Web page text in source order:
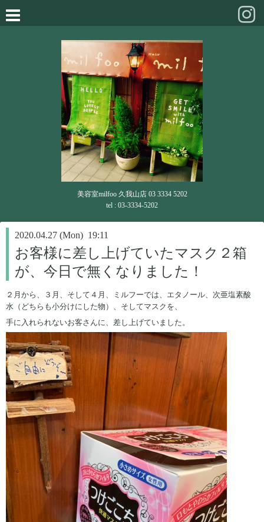
美容室milfoo 久我山店 03 3334 5202
tel : 03-3334-5202
2020.04.27 (Mon) 19:11
お客様に差し上げていたマスク２箱
が、今日で無くなりました！
２月から、３月、そして４月、ミルフーでは、エタノール、次亜塩素酸
水（どちらも小分けにした物）、そしてマスクを、
手に入れられないお客さんに、差し上げていました。